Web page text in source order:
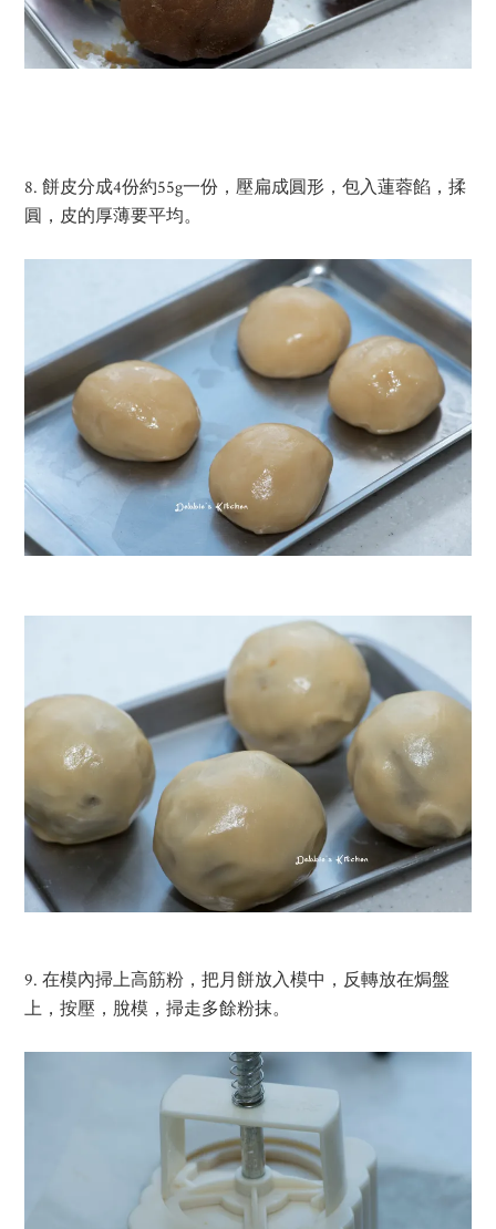
8. 餅皮分成4份約55g一份，壓扁成圓形，包入蓮蓉餡，揉
圓，皮的厚薄要平均。
9. 在模內掃上高筋粉，把月餅放入模中，反轉放在焗盤
上，按壓，脫模，掃走多餘粉抹。